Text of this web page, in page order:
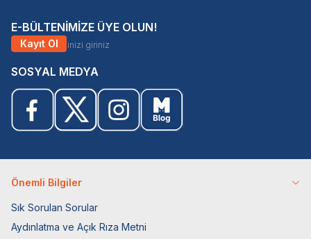
E-BÜLTENİMİZE ÜYE OLUN!
Kayıt Ol
SOSYAL MEDYA
Önemli Bilgiler
Sık Sorulan Sorular
Aydınlatma ve Açık Rıza Metni